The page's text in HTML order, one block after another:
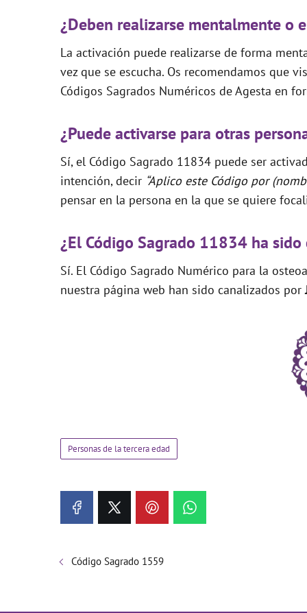
¿Deben realizarse mentalmente o
La activación puede realizarse de forma
vez que se escucha. Os recomendamos que
Códigos Sagrados Numéricos de Agesta en
¿Puede activarse para otras
Sí, el Código Sagrado 11834 puede ser
intención, decir “Aplico este Código por
pensar en la persona en la que se quiere
¿El Código Sagrado 11834 ha
Sí. El Código Sagrado Numérico para la
nuestra página web han sido canalizados por
Personas de la tercera edad
Código Sagrado 1559